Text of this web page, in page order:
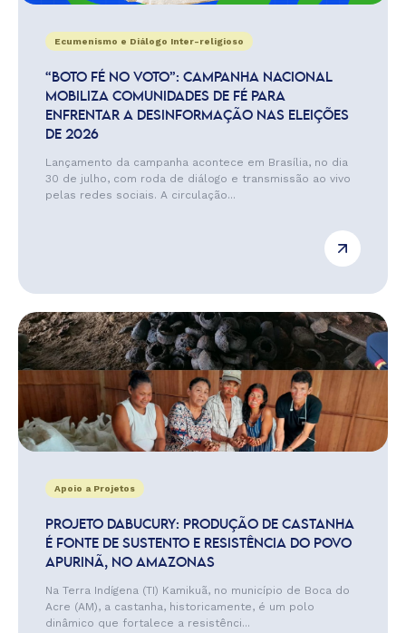
Ecumenismo e Diálogo Inter-religioso
“BOTO FÉ NO VOTO”: CAMPANHA NACIONAL
MOBILIZA COMUNIDADES DE FÉ PARA
ENFRENTAR A DESINFORMAÇÃO NAS ELEIÇÕES
DE 2026
Lançamento da campanha acontece em Brasília, no dia
30 de julho, com roda de diálogo e transmissão ao vivo
pelas redes sociais. A circulação...
Apoio a Projetos
PROJETO DABUCURY: PRODUÇÃO DE CASTANHA
É FONTE DE SUSTENTO E RESISTÊNCIA DO POVO
APURINÃ, NO AMAZONAS
Na Terra Indígena (TI) Kamikuã, no município de Boca do
Acre (AM), a castanha, historicamente, é um polo
dinâmico que fortalece a resistênci...